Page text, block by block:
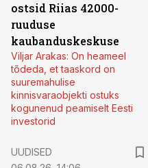
ostsid Riias 42000-
ruuduse
kaubanduskeskuse
Viljar Arakas: On heameel
tõdeda, et taaskord on
suuremahulise
kinnisvaraobjekti ostuks
kogunenud peamiselt Eesti
investorid
UUDISED